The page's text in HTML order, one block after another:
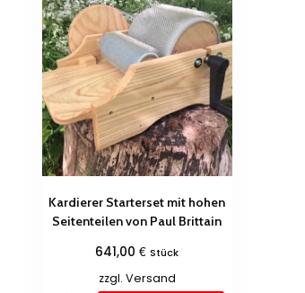
Produkt-Kategorien
Produkt Schlagwörter
Kardierer Starterset mit hohen
Seitenteilen von Paul Brittain
641,00€ Stück
zzgl. Versand